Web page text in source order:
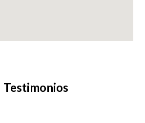
Testimonios